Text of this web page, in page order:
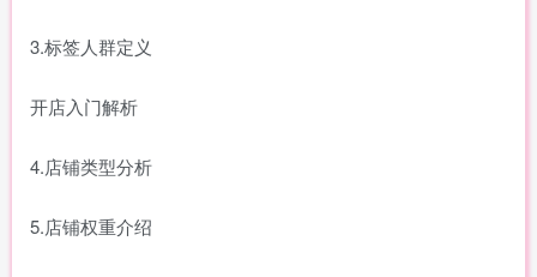
3.标签人群定义
开店入门解析
4.店铺类型分析
5.店铺权重介绍